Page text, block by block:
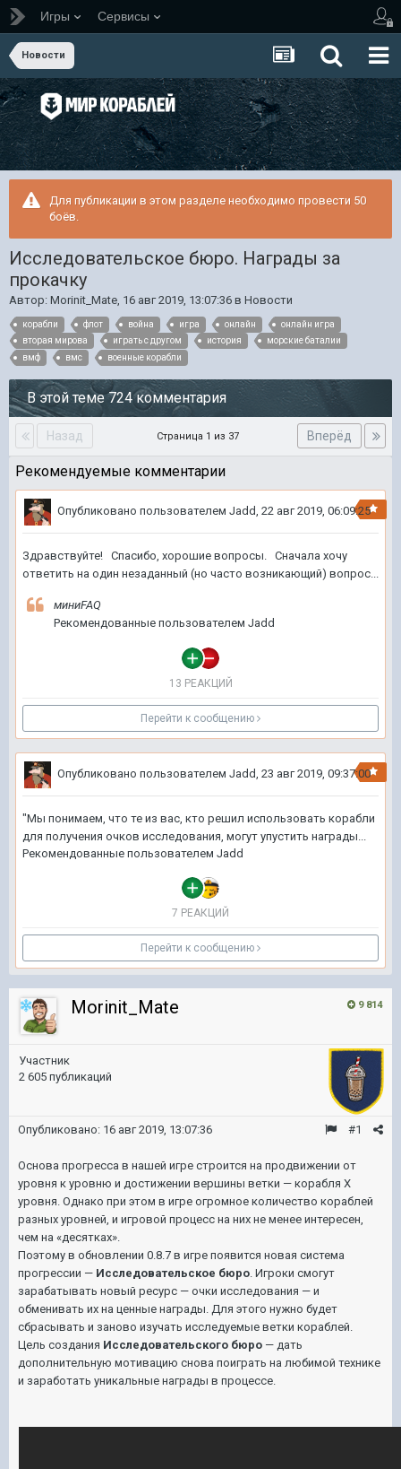
Игры Сервисы
Новости
Для публикации в этом разделе необходимо провести 50
боёв.
Исследовательское бюро. Награды за
прокачку
Автор: Morinit_Mate, 16 авг 2019, 13:07:36 в Новости
корабли флот война игра онлайн
онлайн игра
вторая мирова
играть с другом история
морские баталии
вмф
вмс военные корабли
В этой теме 724 комментария
Назад Вперёд
Страница 1 из 37
Рекомендуемые комментарии
Опубликовано пользователем Jadd 22 авг 2019, 06:09:25
Здравствуйте! Спасибо, хорошие вопросы. Сначала хочу
ответить на один незаданный (но часто возникающий) вопрос...
миниFAQ
Рекомендованные пользователем Jadd
13 РЕАКЦИЙ
Перейти к сообщению
Опубликовано пользователем Jadd 23 авг 2019, 09:37:00
"Мы понимаем, что те из вас, кто решил использовать корабли
для получения очков исследования, могут упустить награды...
Рекомендованные пользователем Jadd
7 РЕАКЦИЙ
Перейти к сообщению
9 814
Morinit_Mate
Участник
2 605 публикаций
#1
Опубликовано: 16 авг 2019, 13:07:36
Основа прогресса в нашей игре строится на продвижении от
уровня к уровню и достижении вершины ветки — корабля X
уровня. Однако при этом в игре огромное количество кораблей
разных уровней, и игровой процесс на них не менее интересен,
чем на «десятках».
Поэтому в обновлении 0.8.7 в игре появится новая система
прогрессии — Исследовательское бюро . Игроки смогут
зарабатывать новый ресурс — очки исследования — и
обменивать их на ценные награды. Для этого нужно будет
сбрасывать и заново изучать исследуемые ветки кораблей.
Цель создания Исследовательского бюро — дать
дополнительную мотивацию снова поиграть на любимой технике
и заработать уникальные награды в процессе.